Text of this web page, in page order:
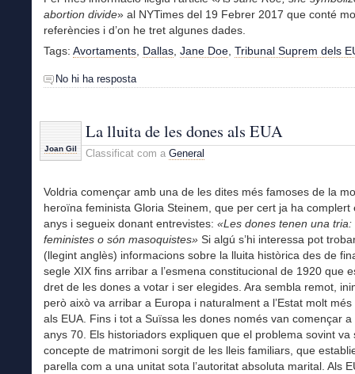
abortion divide» al NYTimes del 19 Febrer 2017 que conté
referències i d’on he tret algunes dades.
Tags: Avortaments, Dallas, Jane Doe, Tribunal Suprem dels
No hi ha resposta
Joan Gil
La lluita de les dones als EUA
Classificat com a General
Voldria començar amb una de les dites més famoses de la
heroïna feminista Gloria Steinem, que per cert ja ha complert
anys i segueix donant entrevistes: «Les dones tenen una tria:
feministes o són masoquistes» Si algú s’hi interessa pot
(llegint anglès) informacions sobre la lluita històrica des de
segle XIX fins arribar a l’esmena constitucional de 1920 que
dret de les dones a votar i ser elegides. Ara sembla remot,
però això va arribar a Europa i naturalment a l’Estat molt
als EUA. Fins i tot a Suïssa les dones només van començar a
anys 70. Els historiadors expliquen que el problema sovint va
concepte de matrimoni sorgit de les lleis familiars, que
parella com a una unitat sota l’autoritat absoluta marital. Als